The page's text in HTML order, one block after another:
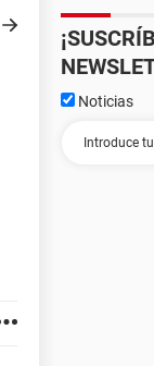
Noticias